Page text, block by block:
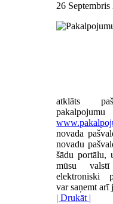
26 Septembris
atklāts
novada
novadu
šādu portālu,
mūsu
elektroniski
var saņemt arī
| Drukāt |